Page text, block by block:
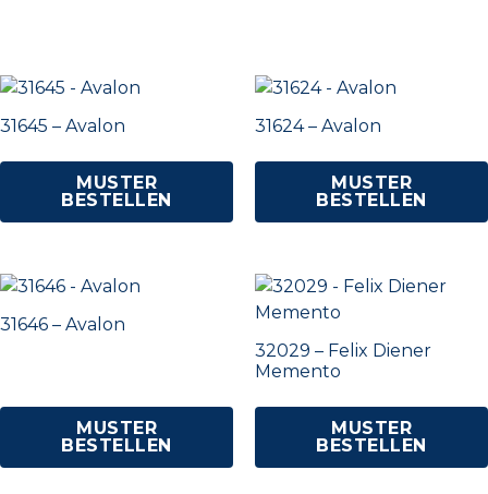
31645 – Avalon
MUSTER
BESTELLEN
31624 – Avalon
MUSTER
BESTELLEN
31646 – Avalon
MUSTER
BESTELLEN
32029 – Felix Diener
Memento
MUSTER
BESTELLEN